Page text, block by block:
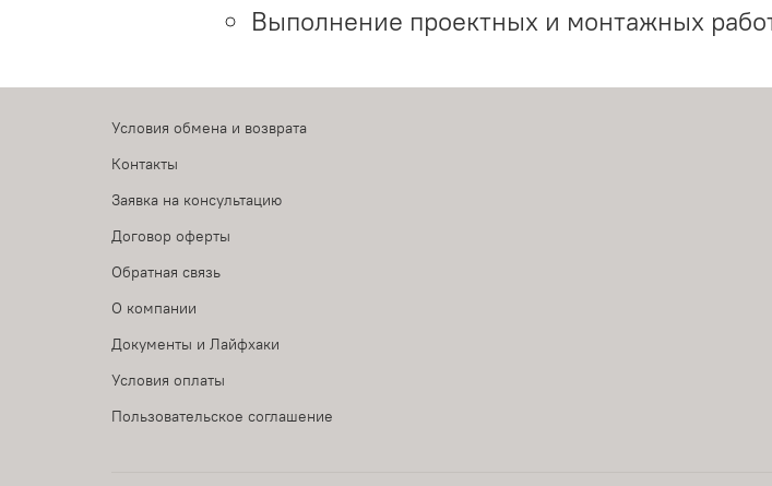
Выполнение проектных и монтажных
Условия обмена и возврата
Контакты
Заявка на консультацию
Договор оферты
Обратная связь
О компании
Документы и Лайфхаки
Условия оплаты
Пользовательское соглашение